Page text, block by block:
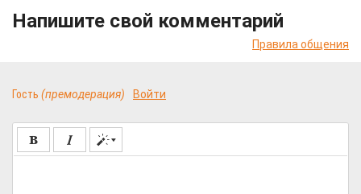
Напишите свой комментарий
Правила общения
Гость (премодерация) Войти